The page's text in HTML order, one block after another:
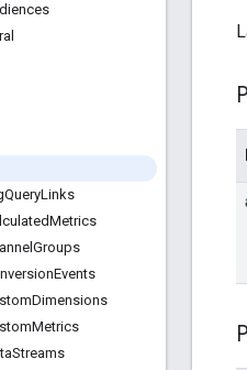
QueryLinks
Metrics
Groups
Events
Dimensions
Metrics
Streams